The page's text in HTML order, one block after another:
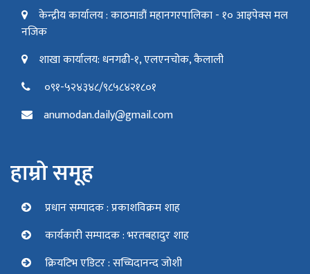
केन्द्रीय कार्यालय : काठमाडौं महानगरपालिका - १० आइपेक्स मल
नजिक
शाखा कार्यालय: धनगढी-१, एलएनचोक, कैलाली
०९१-५२४३४८/९८५८४२१८०१
anumodan.daily@gmail.com
हाम्रो समूह
प्रधान सम्पादक : प्रकाशविक्रम शाह
कार्यकारी सम्पादक : भरतबहादुर शाह
क्रियटिभ एडिटर : सच्चिदानन्द जोशी